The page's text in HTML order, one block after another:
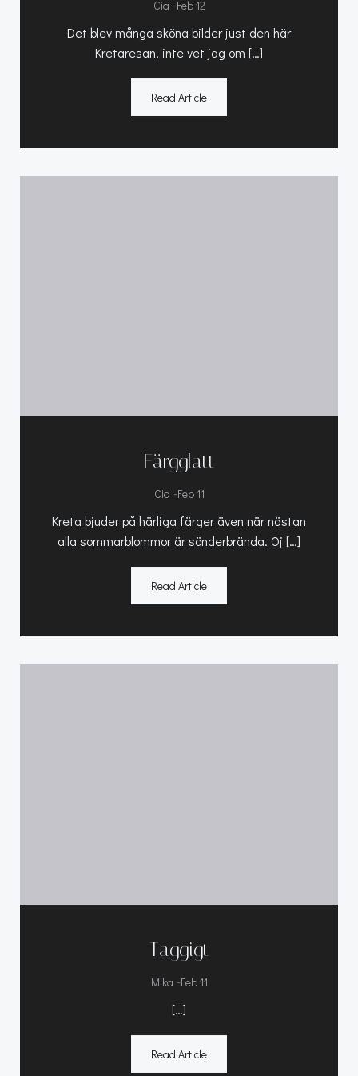
Cia -Feb 12
Det blev många sköna bilder just den här
Kretaresan, inte vet jag om […]
Read Article
Färgglatt
Cia -Feb 11
Kreta bjuder på härliga färger även när nästan
alla sommarblommor är sönderbrända. Oj […]
Read Article
Taggigt
Mika -Feb 11
[…]
Read Article